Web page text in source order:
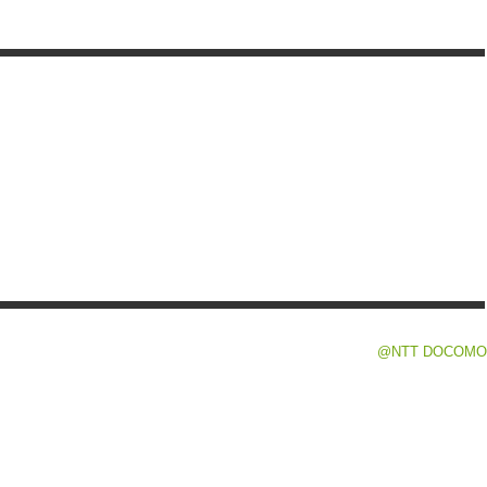
@NTT DOCOMO